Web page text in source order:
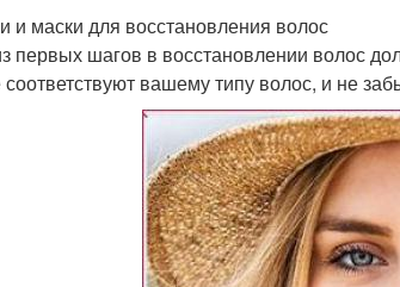
и маски для восстановления волос
первых шагов в восстановлении волос
вашему типу волос, и не